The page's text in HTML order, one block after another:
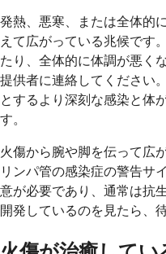
発熱、悪寒、または全体的
えて広がっている兆候です
たり、全体的に体調が悪く
提供者に連絡してください
とするより深刻な感染と体
す。
火傷から腕や脚を伝って広
リンパ管の感染症の警告サ
意が必要であり、通常は抗
開発しているのを見たら、